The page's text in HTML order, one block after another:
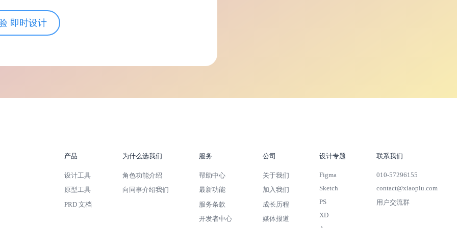
即时设计
产品
设计工具
原型工具
PRD 文档
为什么选我们
角色功能介绍
向同事介绍我们
服务
帮助中心
最新功能
服务条款
开发者中心
公司
关于我们
加入我们
成长历程
媒体报道
设计专题
Figma
Sketch
PS
XD
联系我们
010-57296155
contact@xiaopiu.com
用户交流群